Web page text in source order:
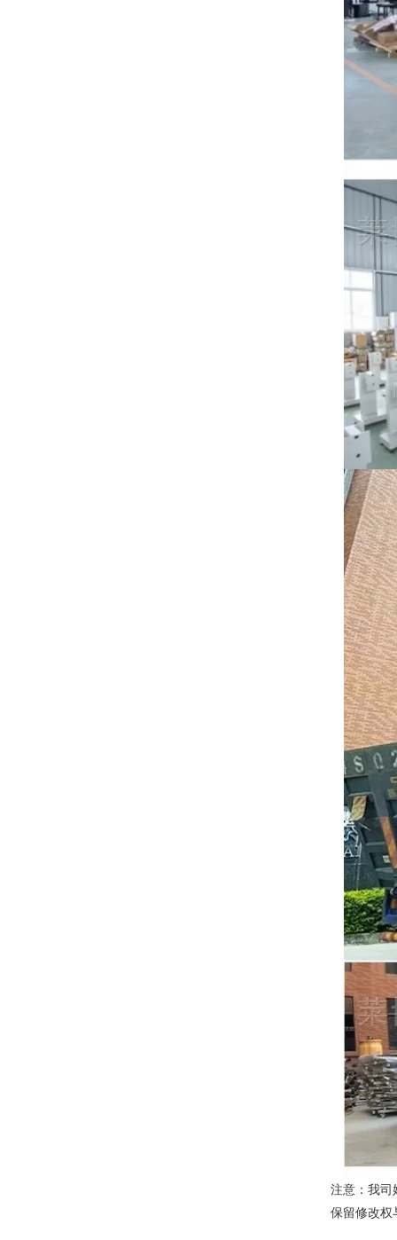
注意：我司
保留修改权